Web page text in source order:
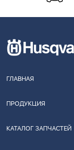
ГЛАВНАЯ
ПРОДУКЦИЯ
КАТАЛОГ ЗАПЧАСТЕЙ